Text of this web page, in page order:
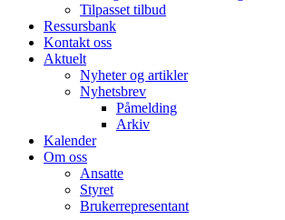
Tilpasset tilbud
Ressursbank
Kontakt oss
Aktuelt
Nyheter og artikler
Nyhetsbrev
Påmelding
Arkiv
Kalender
Om oss
Ansatte
Styret
Brukerrepresentant